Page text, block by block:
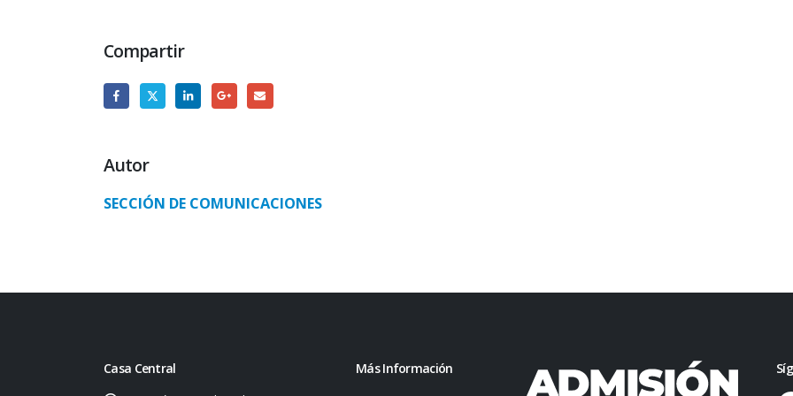
Compartir
Autor
SECCIÓN DE COMUNICACIONES
Casa Central Más Información